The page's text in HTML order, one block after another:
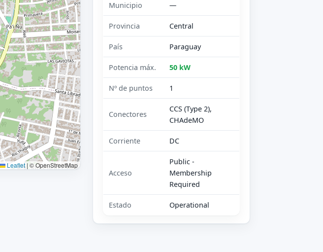
Leaflet | © OpenStreetMap
Municipio —
Provincia Central
País Paraguay
Potencia máx. 50 kW
Nº de puntos 1
Conectores
CCS (Type 2),
CHAdeMO
Corriente DC
Acceso
Public -
Membership
Required
Estado Operational